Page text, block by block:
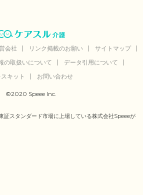
会社 リンク掲載のお願い
サイトマップ
の取扱いについて
データ引用について
キット
お問い合わせ
©2020 Speee Inc.
証スタンダード市場に上場している株式会社Speeeが